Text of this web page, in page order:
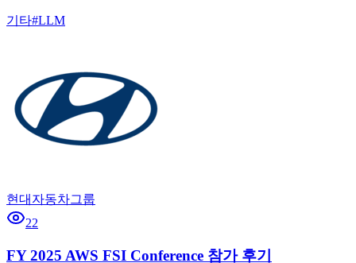
기타#LLM
현대자동차그룹
22
FY 2025 AWS FSI Conference 참가 후기